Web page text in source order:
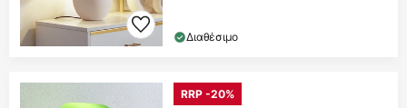
Διαθέσιμο
RRP -20%